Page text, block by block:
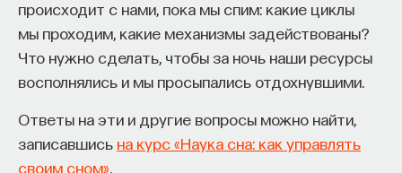
происходит с нами, пока мы спим: какие циклы
мы проходим, какие механизмы задействованы?
Что нужно сделать, чтобы за ночь наши ресурсы
восполнялись и мы просыпались отдохнувшими.
Ответы на эти и другие вопросы можно найти,
записавшись на курс «Наука сна: как управлять
своим сном».
продвигается. Решающее значение имеет
не объем общения и не тип задания, а характер
самой коммуникации».
«Мыслить как учёный» — подкаст основателя
ПостНауки Ивара Максутова о людях, которые